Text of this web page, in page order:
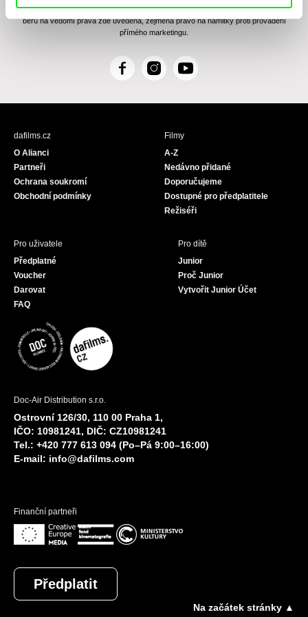
Zásady zpracování osobních údajů, textu rozumím a souhlasím s ním, přičemž
beru na vědomí práva zde uvedená, zejména právo na námitky proti provádění
přímého marketingu.
F
c
I
s
Y
u
dafilms.cz
O Alianci
Partneři
Ochrana soukromí
Obchodní podmínky
Filmy
A-Z
Nedávno přidané
Doporučujeme
Dostupné pro předplatitele
Režiséři
Pro uživatele
Předplatné
Voucher
Darovat
FAQ
Pro dítě
Junior
Proč Junior
Vytvořit Junior Účet
Doc-Air Distribution s.r.o.
Ostrovní 126/30, 110 00 Praha 1,
IČO: 10981241, DIČ: CZ10981241
Tel.: +420 777 613 094 (Po–Pá 9:00–16:00)
E-mail: info@dafilms.com
Finanční partneři
Předplatit
Na začátek stránky ▲